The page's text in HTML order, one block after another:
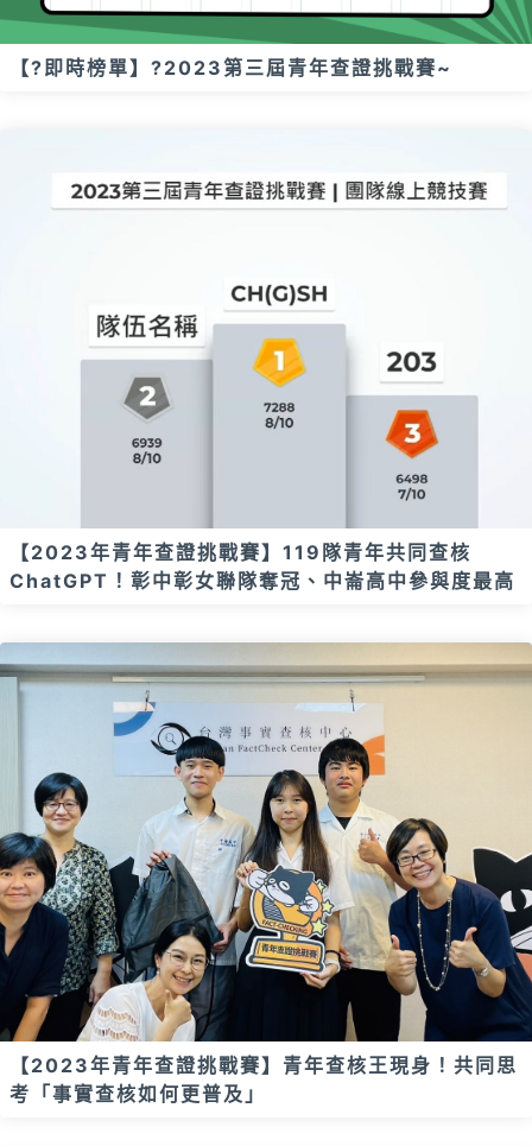
【?即時榜單】?2023第三屆青年查證挑戰賽~
【2023年青年查證挑戰賽】119隊青年共同查核
ChatGPT！彰中彰女聯隊奪冠、中崙高中參與度最高
【2023年青年查證挑戰賽】青年查核王現身！共同思
考「事實查核如何更普及」